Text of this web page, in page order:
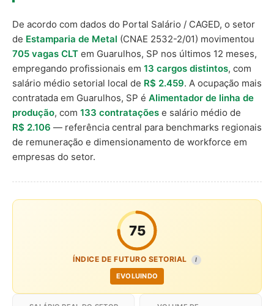
De acordo com dados do Portal Salário / CAGED, o setor
de Estamparia de Metal (CNAE 2532-2/01) movimentou
705 vagas CLT em Guarulhos, SP nos últimos 12 meses,
empregando profissionais em 13 cargos distintos, com
salário médio setorial local de R$ 2.459. A ocupação mais
contratada em Guarulhos, SP é Alimentador de linha de
produção, com 133 contratações e salário médio de
R$ 2.106 — referência central para benchmarks regionais
de remuneração e dimensionamento de workforce em
empresas do setor.
75
ÍNDICE DE FUTURO SETORIAL I
EVOLUINDO